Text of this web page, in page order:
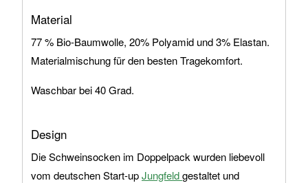
Material
77 % Bio-Baumwolle, 20% Polyamid und 3% Elastan.
Materialmischung für den besten Tragekomfort.
Waschbar bei 40 Grad.
Design
Die Schweinsocken im Doppelpack wurden liebevoll
vom deutschen Start-upJungfeldgestaltet und